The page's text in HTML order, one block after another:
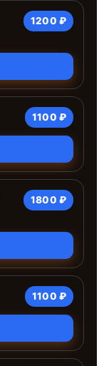
1200 ₽
1100 ₽
1800 ₽
1100 ₽